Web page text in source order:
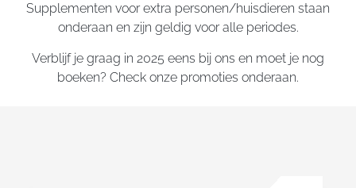
Supplementen voor extra personen/huisdieren staan
onderaan en zijn geldig voor alle periodes.
Verblijf je graag in 2025 eens bij ons en moet je nog
boeken? Check onze promoties onderaan.